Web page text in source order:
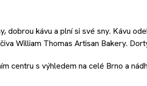
kávu a plní si své sny. Kávu
William Thomas Artisan Bakery.
centru s výhledem na celé Brno a